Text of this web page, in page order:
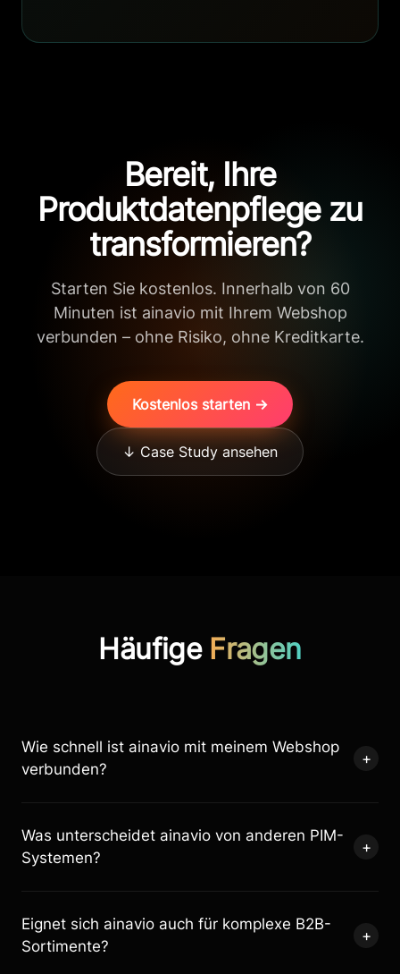
Bereit, Ihre
Produktdatenpflege zu
transformieren?
Starten Sie kostenlos. Innerhalb von 60
Minuten ist ainavio mit Ihrem Webshop
verbunden – ohne Risiko, ohne Kreditkarte.
Kostenlos starten →
↓ Case Study ansehen
Häufige Fragen
Wie schnell ist ainavio mit meinem Webshop
verbunden?
+
60 Minuten. Unser Team begleitet Sie durch den
gesamten Prozess – ohne Entwickleraufwand auf
Was unterscheidet ainavio von anderen PIM-
Systemen?
+
nahtlose Integration, KI-gestützte Validierung,
integriertes DAM und bis zu 17 % günstiger als
Eignet sich ainavio auch für komplexe B2B-
Sortimente?
+